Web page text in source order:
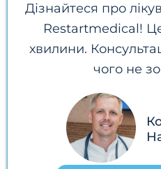
Дізнайтеся про
Restartmedical!
хвилини.
чого не